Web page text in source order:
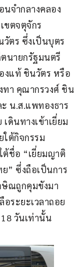
นจำกลางคลอง
ขตจตุจักร
ตร ซึ่งเป็นบุตร
นายกรัฐมนตรี
งแท้ ชินวัตร หรือ
ทา คุณากรวงศ์ ชิน
น.ส.แพทองธาร
ดินทางเข้าเยี่ยม
ต้กิจกรรม
ต้ชื่อ “เยี่ยมญาติ
” ซึ่งถือเป็นการ
ษิณถูกคุมขังมา
อระยะเวลาถอย
วันเท่านั้น